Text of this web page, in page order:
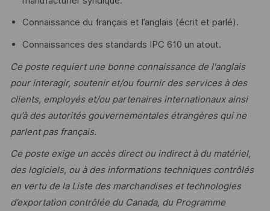
Connaissance du français et l’anglais (écrit et parlé).
Connaissances des standards IPC 610 un atout.
Ce poste requiert une bonne connaissance de l'anglais
pour interagir, soutenir et/ou fournir des services à des
clients, employés et/ou partenaires internationaux ainsi
qu’à des autorités gouvernementales étrangères qui ne
parlent pas français.
Ce poste exige un accès direct ou indirect à du matériel,
des logiciels, ou à des informations techniques contrôlés
en vertu de la Liste des marchandises et technologies
d’exportation contrôlée du Canada, du Programme